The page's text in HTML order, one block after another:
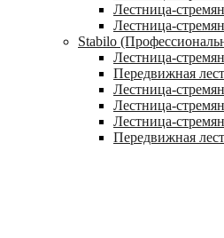
Лестница-
Лестница-
Stabilo
Лестница-
Передвижная
Лестница-
Лестница-
Лестница-
Передвижная